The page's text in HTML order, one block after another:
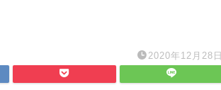
2020年12月28日